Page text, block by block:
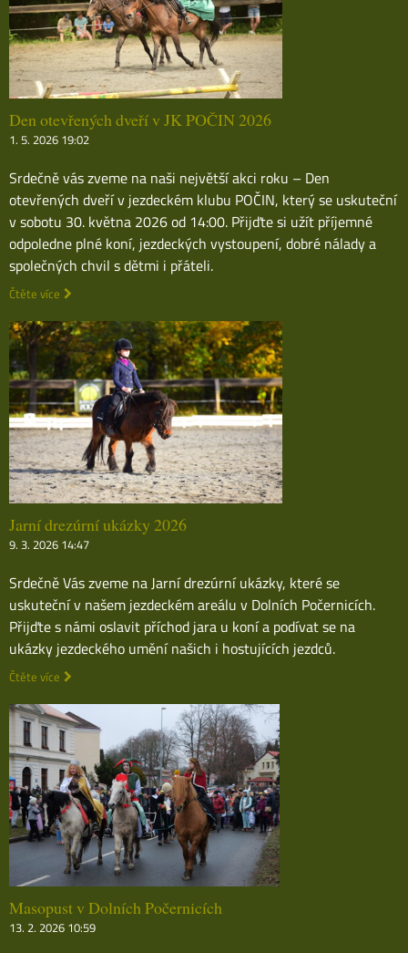
Den otevřených dveří v JK POČIN 2026
1. 5. 2026 19:02
Srdečně vás zveme na naši největší akci roku – Den
otevřených dveří v jezdeckém klubu POČIN, který se uskuteční
v sobotu 30. května 2026 od 14:00. Přijďte si užít příjemné
odpoledne plné koní, jezdeckých vystoupení, dobré nálady a
společných chvil s dětmi i přáteli.
Čtěte více
Jarní drezúrní ukázky 2026
9. 3. 2026 14:47
Srdečně Vás zveme na Jarní drezúrní ukázky, které se
uskuteční v našem jezdeckém areálu v Dolních Počernicích.
Přijďte s námi oslavit příchod jara u koní a podívat se na
ukázky jezdeckého umění našich i hostujících jezdců.
Čtěte více
Masopust v Dolních Počernicích
13. 2. 2026 10:59